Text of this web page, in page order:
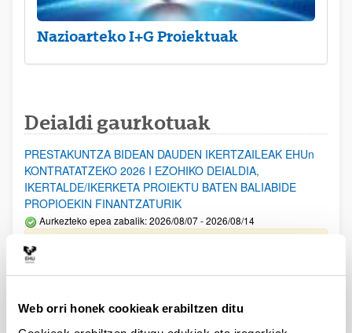
Web orri honek cookieak erabiltzen ditu
Nazioarteko I+G Proiektuak
Deialdi gaurkotuak
PRESTAKUNTZA BIDEAN DAUDEN IKERTZAILEAK EHUn
KONTRATATZEKO 2026 I EZOHIKO DEIALDIA,
IKERTALDE/IKERKETA PROIEKTU BATEN BALIABIDE
PROPIOEKIN FINANTZATURIK
Aurkezteko epea zabalik: 2026/08/07 - 2026/08/14
Izapide irekia